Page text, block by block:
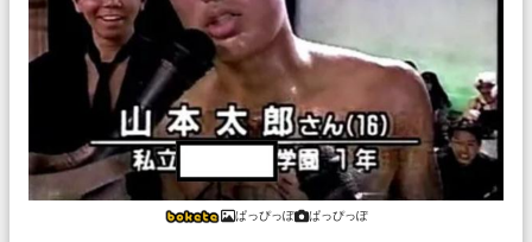
ぱっぴっぽ ぱっぴっぽ